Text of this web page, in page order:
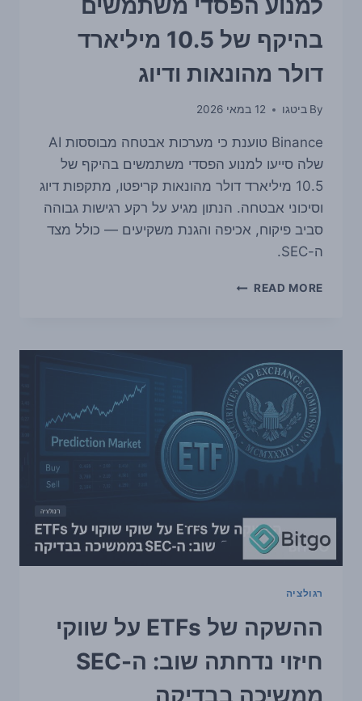
למנוע הפסדי משתמשים
בהיקף של 10.5 מיליארד
דולר מהונאות ודיוג
By ביטגו 12 במאי 2026
Binance טוענת כי מערכות אבטחה מבוססות AI
שלה סייעו למנוע הפסדי משתמשים בהיקף של
10.5 מיליארד דולר מהונאות קריפטו, מתקפות דיוג
וסיכוני אבטחה. הנתון מגיע על רקע רגישות גבוהה
סביב פיקוח, אכיפה והגנת משקיעים — כולל מצד
ה-SEC.
READ MORE
למנוע
הפסדי
משתמשים
בהיקף
של
10.5
מיליארד
דולר
מהונאות
רגולציה
ההשקה של ETFs על שווקי
חיזוי נדחתה שוב: ה-SEC
ממשיכה בבדיקה